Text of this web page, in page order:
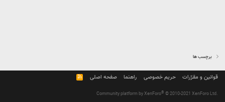
برچسب ها
قوانین و مقرّرات حریم خصوصی راهنما صفحه اصلی
R
S
Community platform by XenForo® © 2010-2021 XenForo Ltd.